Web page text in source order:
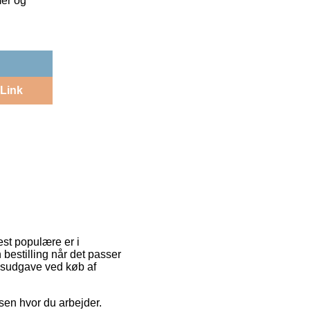
Link
populære er i
bestilling når det passer
ved køb af
hvor du arbejder.